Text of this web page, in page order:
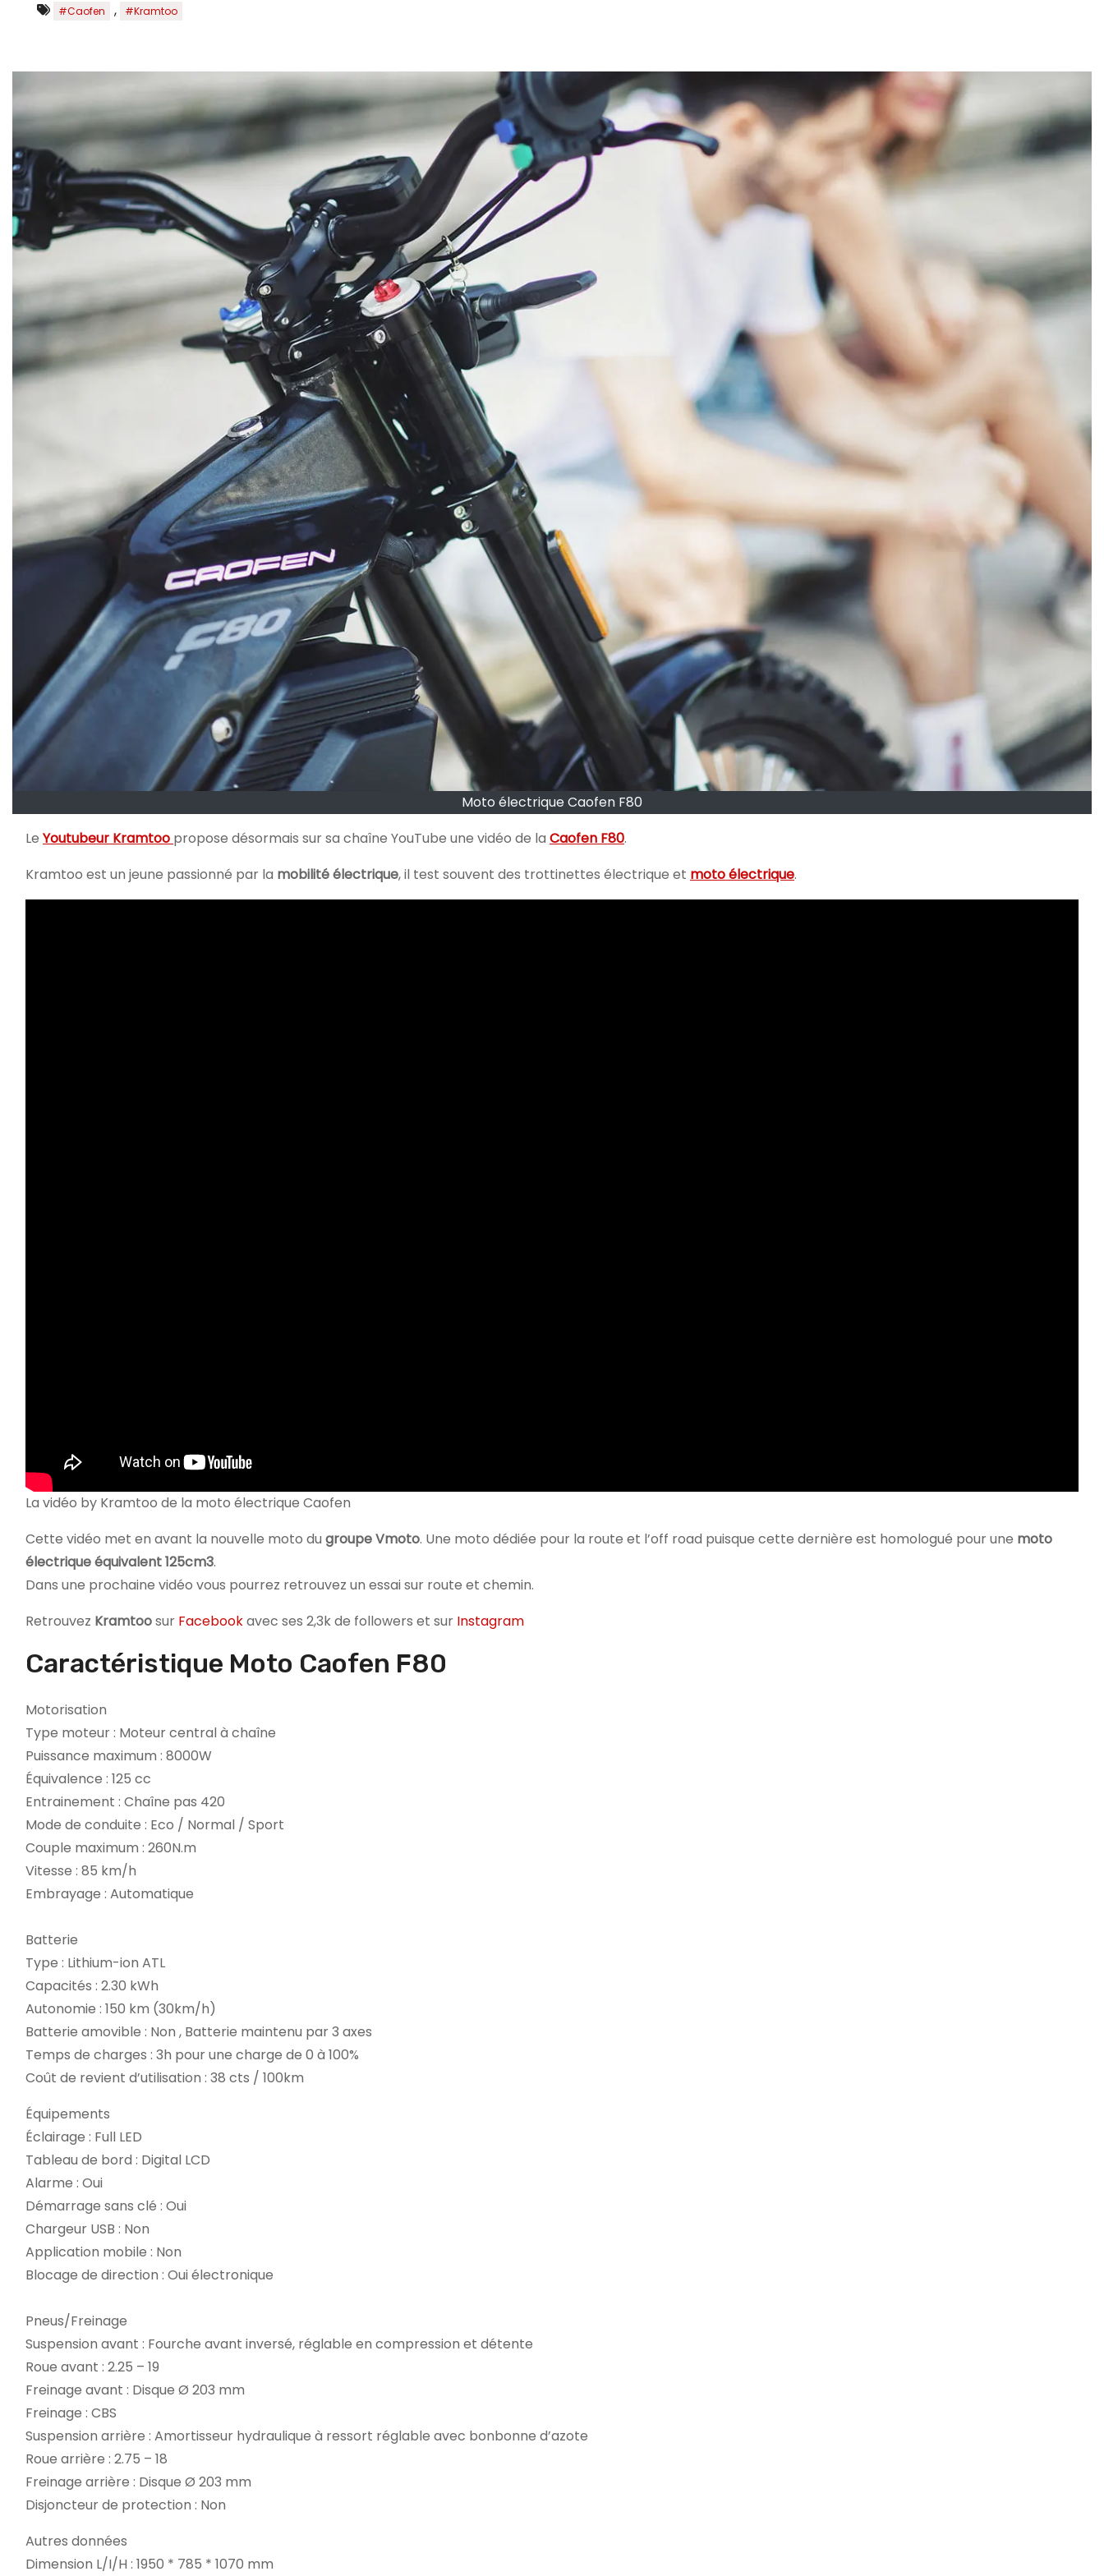
#Caofen , #Kramtoo
Moto électrique Caofen F80
Le Youtubeur Kramtoo propose désormais sur sa chaîne YouTube une vidéo de la Caofen F80.
Kramtoo est un jeune passionné par la mobilité électrique, il test souvent des trottinettes électrique et moto électrique.
La vidéo by Kramtoo de la moto électrique Caofen
Cette vidéo met en avant la nouvelle moto du groupe Vmoto. Une moto dédiée pour la route et l’off road puisque cette dernière est homologué pour une moto
électrique équivalent 125cm3.
Dans une prochaine vidéo vous pourrez retrouvez un essai sur route et chemin.
Retrouvez Kramtoosur Facebookavec ses 2,3k de followers et sur Instagram
Caractéristique Moto Caofen F80
Motorisation
Type moteur : Moteur central à chaîne
Puissance maximum : 8000W
Équivalence : 125 cc
Entrainement : Chaîne pas 420
Mode de conduite : Eco / Normal / Sport
Couple maximum : 260N.m
Vitesse : 85 km/h
Embrayage : Automatique
Batterie
Type : Lithium-ion ATL
Capacités : 2.30 kWh
Autonomie : 150 km (30km/h)
Batterie amovible : Non , Batterie maintenu par 3 axes
Temps de charges : 3h pour une charge de 0 à 100%
Coût de revient d’utilisation : 38 cts / 100km
Équipements
Éclairage : Full LED
Tableau de bord : Digital LCD
Alarme : Oui
Démarrage sans clé : Oui
Chargeur USB : Non
Application mobile : Non
Blocage de direction : Oui électronique
Pneus/Freinage
Suspension avant : Fourche avant inversé, réglable en compression et détente
Roue avant : 2.25 – 19
Freinage avant : Disque Ø 203 mm
Freinage : CBS
Suspension arrière : Amortisseur hydraulique à ressort réglable avec bonbonne d’azote
Roue arrière : 2.75 – 18
Freinage arrière : Disque Ø 203 mm
Disjoncteur de protection : Non
Autres données
Dimension L/I/H : 1950 * 785 * 1070 mm